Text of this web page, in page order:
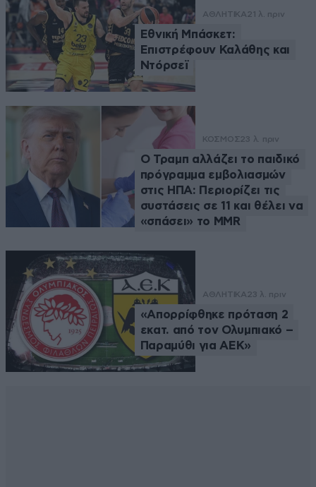
ΑΘΛΗΤΙΚΑ21 λ. πριν
Εθνική Μπάσκετ:
Επιστρέφουν Καλάθης και
Ντόρσεϊ
ΚΟΣΜΟΣ23 λ. πριν
Ο Τραμπ αλλάζει το παιδικό
πρόγραμμα εμβολιασμών
στις ΗΠΑ: Περιορίζει τις
συστάσεις σε 11 και θέλει να
«σπάσει» το MMR
ΑΘΛΗΤΙΚΑ23 λ. πριν
«Απορρίφθηκε πρόταση 2
εκατ. από τον Ολυμπιακό –
Παραμύθι για ΑΕΚ»